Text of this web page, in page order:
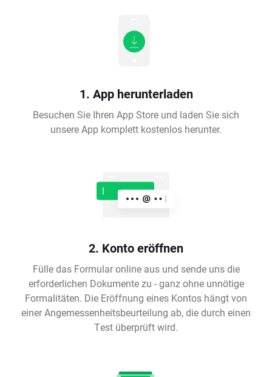
1. App herunterladen
Besuchen Sie Ihren App Store und laden Sie sich
unsere App komplett kostenlos herunter.
2. Konto eröffnen
Fülle das Formular online aus und sende uns die
erforderlichen Dokumente zu - ganz ohne unnötige
Formalitäten. Die Eröffnung eines Kontos hängt von
einer Angemessenheitsbeurteilung ab, die durch einen
Test überprüft wird.